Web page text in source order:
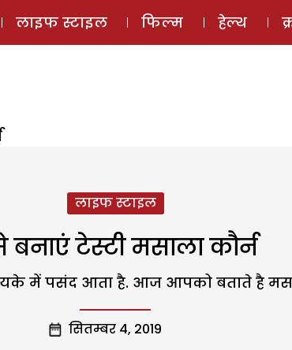
ई-मैगज़ीन
लाइफ स्टाइल फिल्म हेल्थ
लाइफ स्टाइल
बनाएं टेस्टी मसाला कौर्न
में पसंद आता है. आज आपको बताते है
सितम्बर 4, 2019